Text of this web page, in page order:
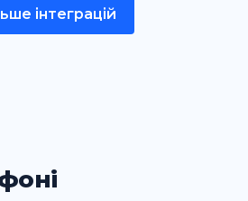
інтеграцій